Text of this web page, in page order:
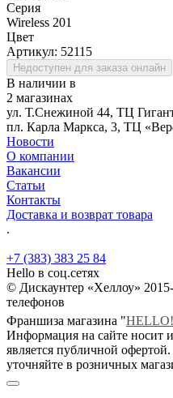
Серия
Wireless 201
Цвет
Артикул: 52115
Недоступен для заказа онлайн
В наличии в
2 магазинах
ул. Т.Снежиной 44, ТЦ
пл. Карла Маркса, 3, ТЦ
Новости
О компании
Вакансии
Статьи
Контакты
Доставка и возврат товара
.
+7 (383) 383 25 84
Hello в соц.сетях
© Дискаунтер «Хеллоу»
телефонов
Франшиза магазина "HELLO!
Информация на сайте носит
является публичной
уточняйте в розничных